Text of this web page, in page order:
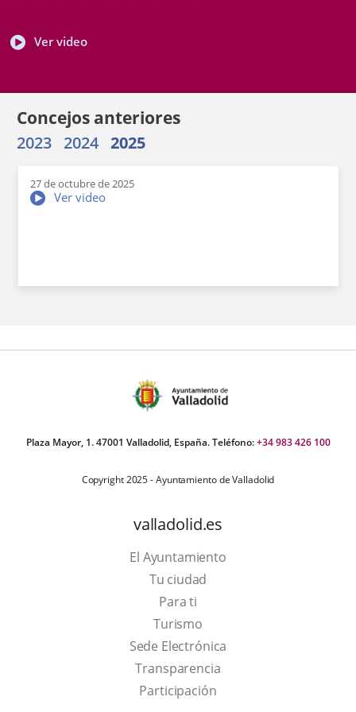
Ver videoEnlace
aplicación
Concejos anteriores
2025
2024
2023
27 de octubre de 2025
Ver videoEnlace
Plaza Mayor, 1. 47001 Valladolid, España. Teléfono:+34 983 426 100
Copyright 2025 - Ayuntamiento de Valladolid
valladolid.es
El Ayuntamiento
Tu ciudad
Para ti
TurismoThis
link
will
open
Sede Electrónica
Transparencia
Participación